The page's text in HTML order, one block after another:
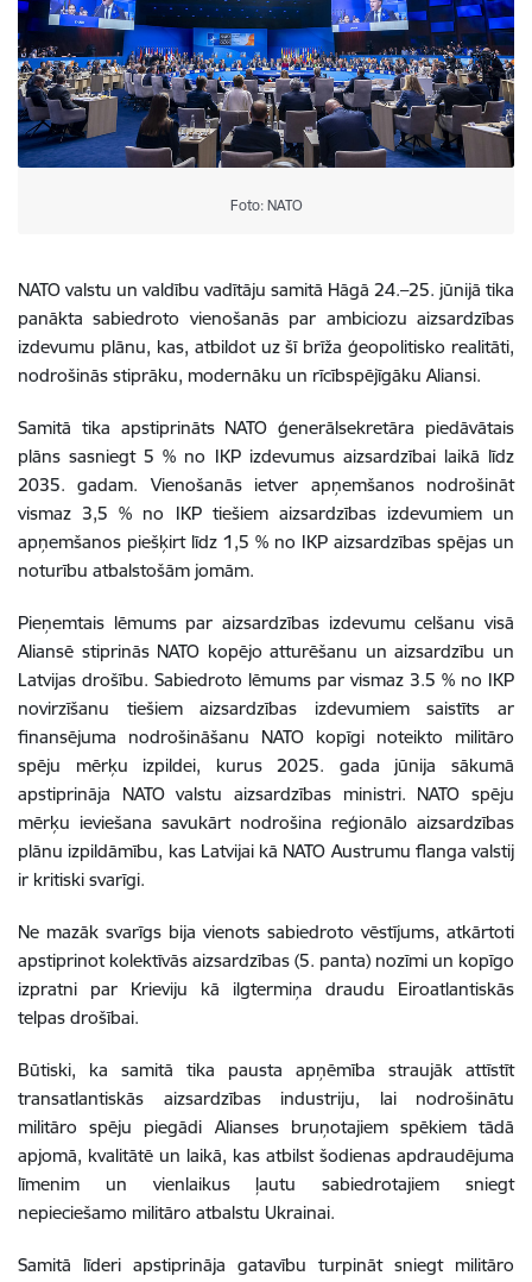
Foto: NATO
NATO valstu un valdību vadītāju samitā Hāgā 24.–25. jūnijā tika
panāktasabiedroto vienošanās par ambiciozu aizsardzības
izdevumu plānu, kas, atbildot uz šī brīža ģeopolitisko realitāti,
nodrošinās stiprāku, modernāku un rīcībspējīgāku Aliansi.
Samitā tika apstiprināts NATO ģenerālsekretāra piedāvātais
plāns sasniegt 5 % no IKP izdevumus aizsardzībai laikā līdz
2035. gadam. Vienošanās ietver apņemšanos nodrošināt
vismaz 3,5 % no IKP tiešiem aizsardzības izdevumiem un
apņemšanos piešķirt līdz 1,5 % no IKP aizsardzības spējas un
noturību atbalstošām jomām.
Pieņemtais lēmums par aizsardzības izdevumu celšanu visā
Aliansē stiprinās NATO kopējo atturēšanu un aizsardzību un
Latvijas drošību. Sabiedroto lēmums par vismaz 3.5 % no IKP
novirzīšanu tiešiem aizsardzības izdevumiem saistīts ar
finansējuma nodrošināšanu NATO kopīgi noteikto militāro
spēju mērķu izpildei, kurus 2025. gada jūnija sākumā
apstiprināja NATO valstu aizsardzības ministri. NATO spēju
mērķu ieviešana savukārt nodrošina reģionālo aizsardzības
plānu izpildāmību, kas Latvijai kā NATO Austrumu flanga valstij
ir kritiski svarīgi.
Ne mazāk svarīgs bija vienots sabiedroto vēstījums, atkārtoti
apstiprinot kolektīvās aizsardzības (5. panta) nozīmi un kopīgo
izpratni par Krieviju kā ilgtermiņa draudu Eiroatlantiskās
telpas drošībai.
Būtiski, ka samitā tika pausta apņēmība straujāk attīstīt
transatlantiskās aizsardzības industriju, lai nodrošinātu
militāro spēju piegādi Alianses bruņotajiem spēkiem tādā
apjomā, kvalitātē un laikā, kas atbilst šodienas apdraudējuma
līmenim un vienlaikus ļautu sabiedrotajiem sniegt
nepieciešamo militāro atbalstu Ukrainai.
Samitā līderi apstiprināja gatavību turpināt sniegt militāro